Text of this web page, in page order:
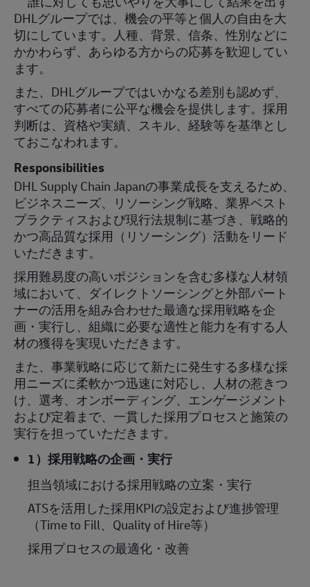
DHLグループでは、機会の平等と個人の自由を大
切にしています。人種、背景、信条、性別などに
かかわらず、あらゆる方からの応募を歓迎してい
ます。
また、 DHLグループではいかなる差別も認めず、
すべての応募者に公平な機会を提供します。採用
判断は、資格や実績、スキル、経験等を基準とし
ておこなわれます。
Responsibilities
DHL Supply Chain Japanの事業成長を支えるため、
ビジネスニーズ、リソーシング戦略、業界ベスト
プラクティスおよび現行法規制に基づき、戦略的
かつ高品質な採用（リソーシング）活動をリード
いただきます。
採用難易度の高いポジションを含む多様な人材領
域において、ダイレクトソーシングと外部パート
ナーの活用を組み合わせた最適な採用戦略を企
画・実行し、組織に必要な適性と能力を有する人
材の獲得を実現いただきます。
また、事業戦略に応じて新たに発生する多様な採
用ニーズに柔軟かつ迅速に対応し、人材の惹きつ
け、選考、オンボーディング、エンゲージメント
および定着まで、一貫した採用プロセスと施策の
実行を担っていただきます。
1）採用戦略の企画・実行
担当領域における採用戦略の立案・実行
ATSを活用した採用KPIの設定および進捗管理
（Time to Fill、 Quality of Hire等）
採用プロセスの最適化・改善